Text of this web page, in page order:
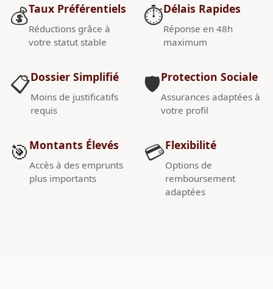
💰Taux Préférentiels
Réductions grâce à
votre statut stable
📋Dossier Simplifié
Moins de justificatifs
requis
🎯 Montants Élevés
Accès à des emprunts
plus importants
⏱️Délais Rapides
Réponse en 48h
maximum
🛡️Protection Sociale
Assurances adaptées à
votre profil
💳Flexibilité
Options de
remboursement
adaptées